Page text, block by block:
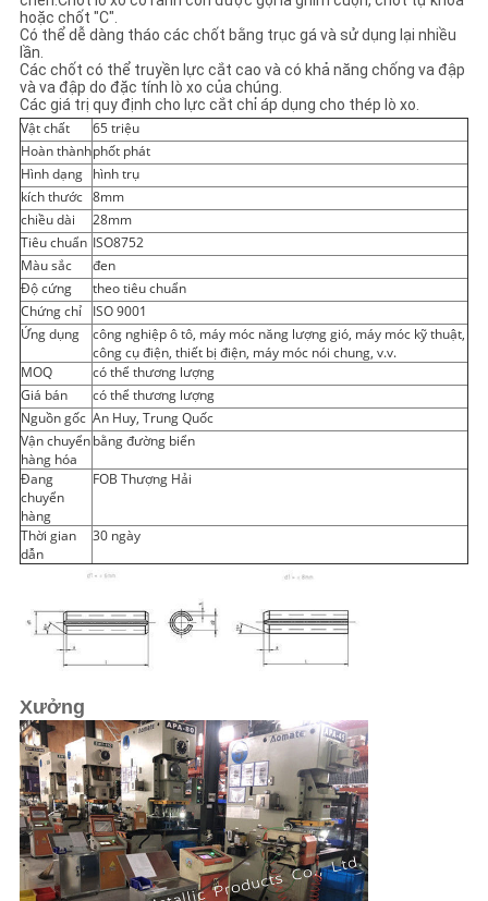
hoặc chốt "C".
Có thể dễ dàng tháo các chốt bằng trục gá và sử dụng lại nhiều
lần.
Các chốt có thể truyền lực cắt cao và có khả năng chống va đập
và va đập do đặc tính lò xo của chúng.
Các giá trị quy định cho lực cắt chỉ áp dụng cho thép lò xo.
Vật chất
65 triệu
Hoàn thànhphốt phát
Hình dạng hình trụ
kích thước 8mm
chiều dài
28mm
Tiêu chuẩn ISO8752
Màu sắc
đen
Độ cứng
theo tiêu chuẩn
Chứng chỉ
ISO 9001
Ứng dụng
công nghiệp ô tô, máy móc năng lượng gió, máy móc kỹ thuật,
công cụ điện, thiết bị điện, máy móc nói chung, v.v.
MOQ
có thể thương lượng
Giá bán
có thể thương lượng
Nguồn gốc An Huy, Trung Quốc
Vận chuyển
hàng hóa
bằng đường biển
Đang
chuyển
hàng
FOB Thượng Hải
Thời gian
dẫn
30 ngày
Xưởng